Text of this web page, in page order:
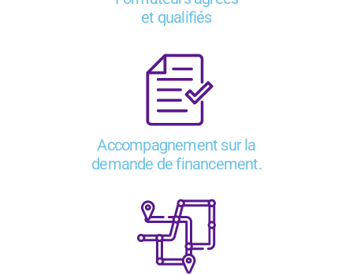
et qualifiés
Accompagnement sur la
demande de financement.